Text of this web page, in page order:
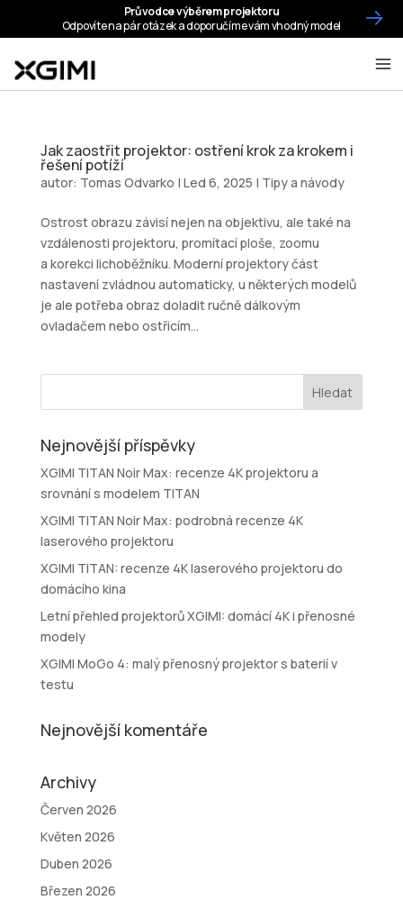
Jak zaostřit projektor: ostření krok za krokem i
řešení potíží
autor: Tomas Odvarko | Led 6, 2025 | Tipy a návody
Ostrost obrazu závisí nejen na objektivu, ale také na
vzdálenosti projektoru, promítací ploše, zoomu
a korekci lichoběžníku. Moderní projektory část
nastavení zvládnou automaticky, u některých modelů
je ale potřeba obraz doladit ručně dálkovým
ovladačem nebo ostřicím...
Nejnovější příspěvky
XGIMI TITAN Noir Max: recenze 4K projektoru a
srovnání s modelem TITAN
XGIMI TITAN Noir Max: podrobná recenze 4K
laserového projektoru
XGIMI TITAN: recenze 4K laserového projektoru do
domácího kina
Letní přehled projektorů XGIMI: domácí 4K i přenosné
modely
XGIMI MoGo 4: malý přenosný projektor s baterií v
testu
Nejnovější komentáře
Archivy
Červen 2026
Květen 2026
Duben 2026
Březen 2026